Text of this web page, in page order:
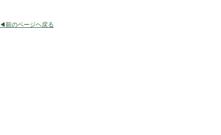
◀前のページヘ戻る